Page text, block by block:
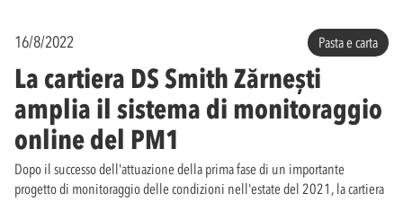
16/8/2022 Pasta e carta
La cartiera DS Smith Zărnești
amplia il sistema di monitoraggio
online del PM1
Dopo il successo dell'attuazione della prima fase di un importante
progetto di monitoraggio delle condizioni nell'estate del 2021, la cartiera